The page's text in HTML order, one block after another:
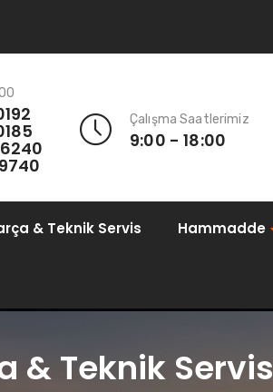
Çalışma Saatlerimiz
9:00 - 18:00
& Teknik Servis Hammadde
& Teknik Servis